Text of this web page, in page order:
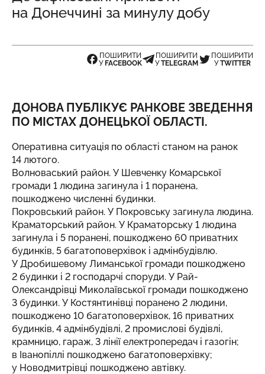
на Донеччині за минулу добу
ПОШИРИТИ
У FACEBOOK
ПОШИРИТИ
УTELEGRAM
ПОШИРИТИ
УTWITTER
ДОНОВА ПУБЛІКУЄ РАНКОВЕ ЗВЕДЕННЯ
ПО МІСТАХ ДОНЕЦЬКОЇ ОБЛАСТІ.
Оперативна ситуація по області станом на ранок
14 лютого.
Волноваський район. У Шевченку Комарської
громади 1 людина загинула і 1 поранена,
пошкоджено численні будинки.
Покровський район. У Покровську загинула людина.
Краматорський район. У Краматорську 1 людина
загинула і 5 поранені, пошкоджено 60 приватних
будинків, 5 багатоповерхівок і адмінбудівлю.
У Дробишевому Лиманської громади пошкоджено
2 будинки і 2 господарчі споруди. У Рай-
Олександрівці Миколаївської громади пошкоджено
3 будинки. У Костянтинівці поранено 2 людини,
пошкоджено 10 багатоповерхівок, 16 приватних
будинків, 4 адмінбудівлі, 2 промислові будівлі,
крамницю, гараж, 3 лінії електропередач і газогін;
в Іванопіллі пошкоджено багатоповерхівку;
у Новодмитрівці пошкоджено автівку.